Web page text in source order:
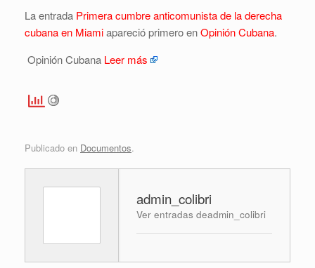
La entrada Primera cumbre anticomunista de la derecha
cubana en Miamiapareció primero enOpinión Cubana.
Opinión Cubana Leer más
Publicado en Documentos.
admin_colibri
Ver entradas deadmin_colibri